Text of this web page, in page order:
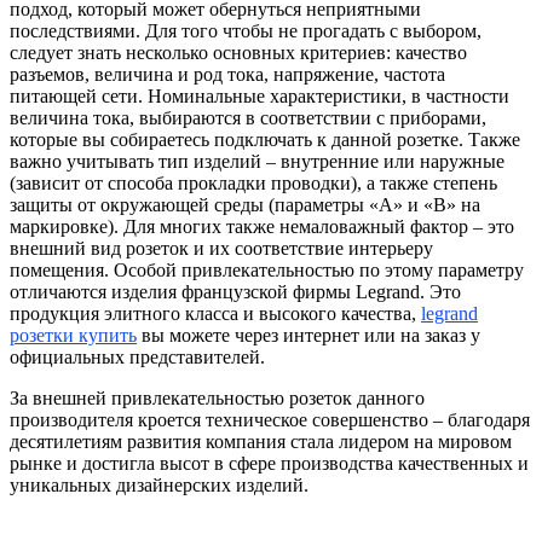
подход, который может обернуться неприятными
последствиями. Для того чтобы не прогадать с выбором,
следует знать несколько основных критериев: качество
разъемов, величина и род тока, напряжение, частота
питающей сети. Номинальные характеристики, в частности
величина тока, выбираются в соответствии с приборами,
которые вы собираетесь подключать к данной розетке. Также
важно учитывать тип изделий – внутренние или наружные
(зависит от способа прокладки проводки), а также степень
защиты от окружающей среды (параметры «А» и «В» на
маркировке). Для многих также немаловажный фактор – это
внешний вид розеток и их соответствие интерьеру
помещения. Особой привлекательностью по этому параметру
отличаются изделия французской фирмы Legrand. Это
продукция элитного класса и высокого качества, legrand
розетки купить вы можете через интернет или на заказ у
официальных представителей.
За внешней привлекательностью розеток данного
производителя кроется техническое совершенство – благодаря
десятилетиям развития компания стала лидером на мировом
рынке и достигла высот в сфере производства качественных и
уникальных дизайнерских изделий.